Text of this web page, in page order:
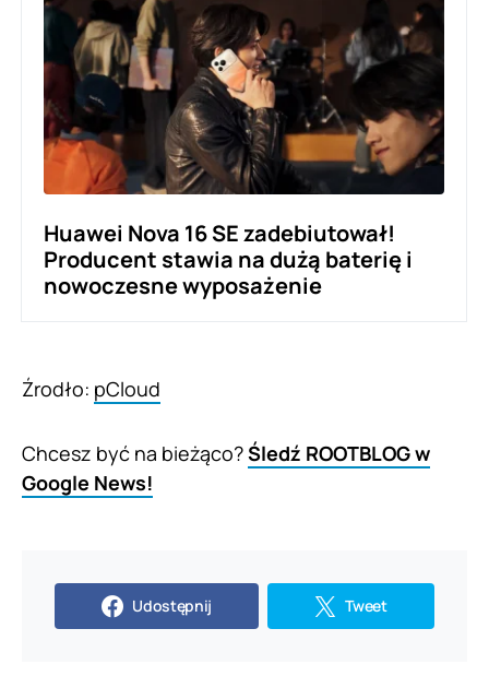
Huawei Nova 16 SE zadebiutował!
Producent stawia na dużą baterię i
nowoczesne wyposażenie
Źrodło: pCloud
Chcesz być na bieżąco?Śledź ROOTBLOG w
Google News!
Udostępnij Tweet